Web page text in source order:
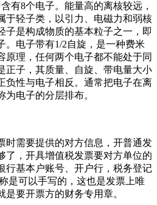
有8个电子。能量高的离核较远，
于轻子类，以引力、电磁力和弱核
子是构成物质的基本粒子之一，即
。电子带有1/2自旋，是一种费米
原理，任何两个电子都不能处于同
正子，其质量、自旋、带电量大小
负性与电子相反。通常把电子在离
电子的分层排布。
时需要提供的对方信息，开普通发
了，开具增值税发票要对方单位的
行基本户账号、开户行，税务登记
是可以手写的，这也是发票上唯
要开票方的财务专用章。